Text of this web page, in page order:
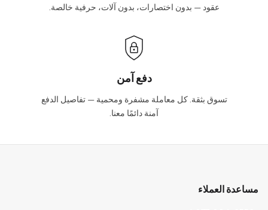
عقود — بدون اختصارات، بدون آلات، حرفية خالصة.
دفع آمن
تسوق بثقة. كل معاملة مشفرة ومحمية — تفاصيل الدفع
آمنة دائمًا معنا.
مساعدة العملاء